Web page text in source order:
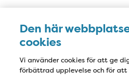
Den här
cookies
Vi använder cookies för att ge
förbättrad upplevelse och för att
Karta